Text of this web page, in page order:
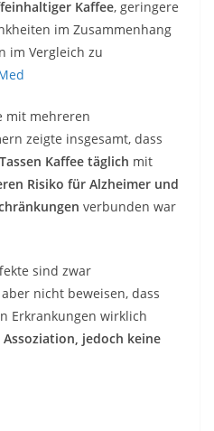
Kaffee, geringere
im Zusammenhang
im Vergleich zu
mit mehreren
zeigte insgesamt, dass
Kaffee täglich mit
Risiko für Alzheimer und
verbunden war
sind zwar
nicht beweisen, dass
Erkrankungen wirklich
Assoziation, jedoch keine